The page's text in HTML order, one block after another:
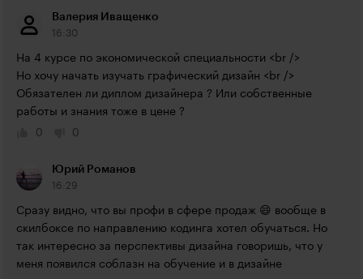
Валерия Иващенко
16:30
На 4 курсе по экономической специальности <br />
Но хочу начать изучать графический дизайн <br />
Обязателен ли диплом дизайнера ? Или собственные
работы и знания тоже в цене ?
0
0
Юрий Романов
16:29
Сразу видно, что вы профи в сфере продаж 😄 вообще в
скилбоксе по направлению кодинга хотел обучаться. Но
так интересно за перспективы дизайна говоришь, что у
меня появился соблазн на обучение и в дизайне